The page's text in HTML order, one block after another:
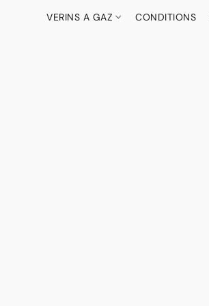
VERINS A GAZ CONDITIONS